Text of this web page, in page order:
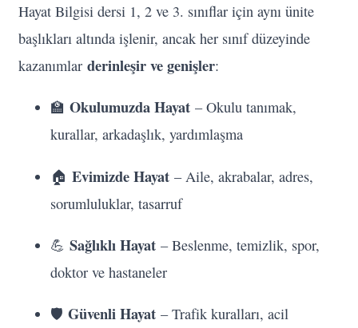
Hayat Bilgisi dersi 1, 2 ve 3. sınıflar için aynı ünite
başlıkları altında işlenir, ancak her sınıf düzeyinde
kazanımlar derinleşir ve genişler:
🏫 Okulumuzda Hayat – Okulu tanımak,
kurallar, arkadaşlık, yardımlaşma
🏠 Evimizde Hayat – Aile, akrabalar, adres,
sorumluluklar, tasarruf
💪 Sağlıklı Hayat – Beslenme, temizlik, spor,
doktor ve hastaneler
🛡️ Güvenli Hayat – Trafik kuralları, acil